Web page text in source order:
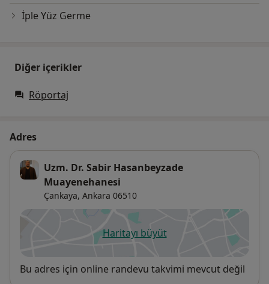
İple Yüz Germe
Diğer içerikler
Röportaj
Adres
Uzm. Dr. Sabir Hasanbeyzade
Muayenehanesi
Çankaya, Ankara 06510
Haritayı büyütyeni bir sekmede açılır
Uygunluk
Bu adres için online randevu takvimi mevcut değil